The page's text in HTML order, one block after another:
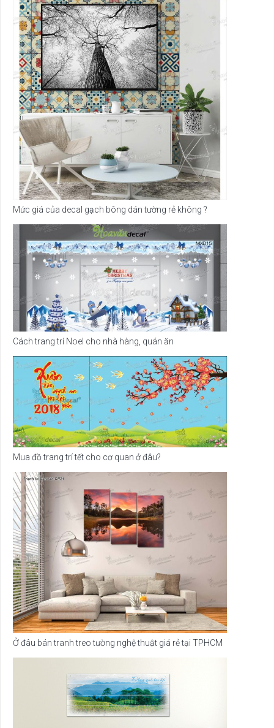
Mức giá của decal gạch bông dán tường rẻ không ?
Cách trang trí Noel cho nhà hàng, quán ăn
Mua đồ trang trí tết cho cơ quan ở đâu?
Ở đâu bán tranh treo tường nghệ thuật giá rẻ tại TPHCM